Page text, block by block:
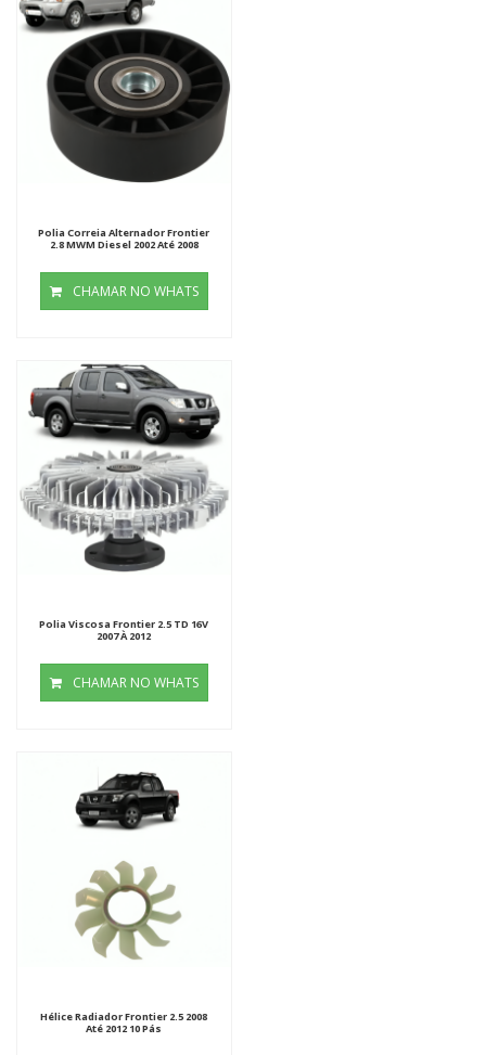
Polia Correia Alternador Frontier
2.8 MWM Diesel 2002 Até 2008
CHAMAR NO WHATS
Polia Viscosa Frontier 2.5 TD 16V
2007 À 2012
CHAMAR NO WHATS
Hélice Radiador Frontier 2.5 2008
Até 2012 10 Pás